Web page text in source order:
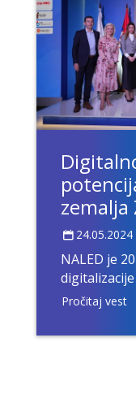
zemalja
24.05.2024
NALED je
digitalizacije
Pročitaj vest